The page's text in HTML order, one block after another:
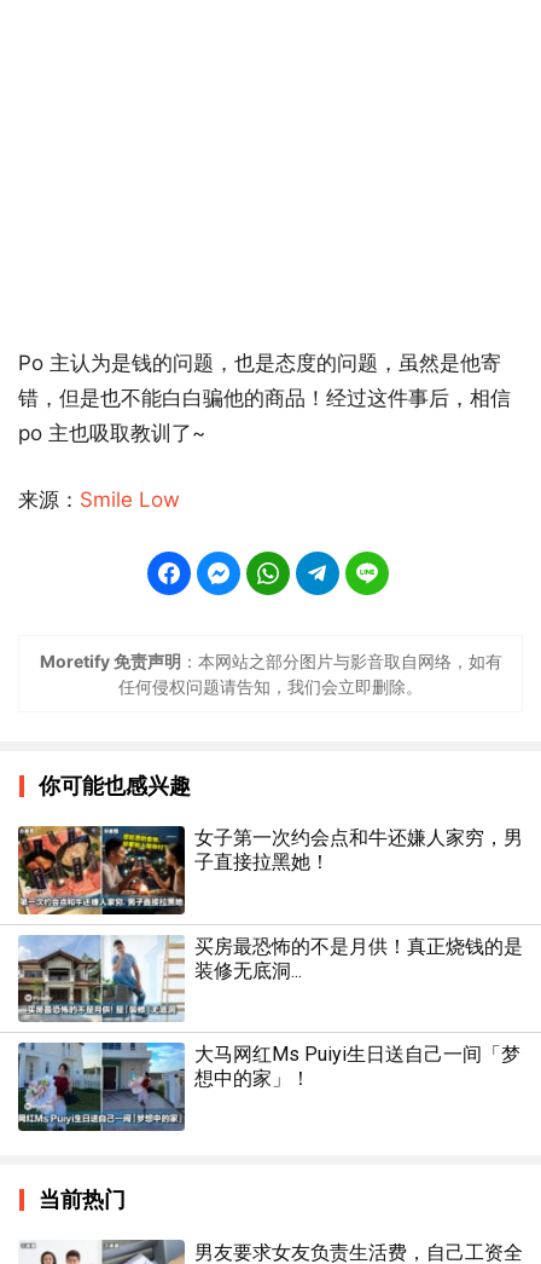
Po 主认为是钱的问题，也是态度的问题，虽然是他寄
错，但是也不能白白骗他的商品！经过这件事后，相信
po 主也吸取教训了~
来源： Smile Low
Moretify 免责声明 ：本网站之部分图片与影音取自网络，如有
任何侵权问题请告知，我们会立即删除。
你可能也感兴趣
女子第一次约会点和牛还嫌人家穷，男
子直接拉黑她！
买房最恐怖的不是月供！真正烧钱的是
装修无底洞...
大马网红Ms Puiyi生日送自己一间「梦
想中的家」！
当前热门
男友要求女友负责生活费，自己工资全